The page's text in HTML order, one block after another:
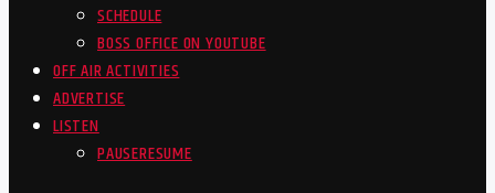
SCHEDULE
BOSS OFFICE ON YOUTUBE
OFF AIR ACTIVITIES
ADVERTISE
LISTEN
PAUSERESUME